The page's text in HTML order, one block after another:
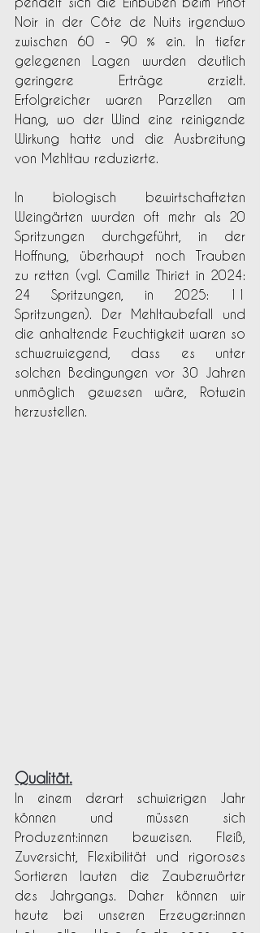
Noir in der Côte de Nuits irgendwo
zwischen 60 - 90 % ein. In tiefer
gelegenen Lagen wurden deutlich
geringere Erträge erzielt.
Erfolgreicher waren Parzellen am
Hang, wo der Wind eine reinigende
Wirkung hatte und die Ausbreitung
von Mehltau reduzierte.
In biologisch bewirtschafteten
Weingärten wurden oft mehr als 20
Spritzungen durchgeführt, in der
Hoﬀnung, überhaupt noch Trauben
zu retten (vgl. Camille Thiriet in 2024:
24 Spritzungen, in 2025: 11
Spritzungen). Der Mehltaubefall und
die anhaltende Feuchtigkeit waren so
schwerwiegend, dass es unter
solchen Bedingungen vor 30 Jahren
unmöglich gewesen wäre, Rotwein
herzustellen.
Qualität.
In einem derart schwierigen Jahr
können und müssen sich
Produzent:innen beweisen. Fleiß,
Zuversicht, Flexibilität und rigoroses
Sortieren lauten die Zauberwörter
des Jahrgangs. Daher können wir
heute bei unseren Erzeuger:innen